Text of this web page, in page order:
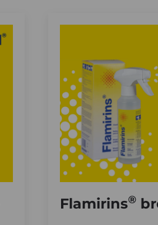
Flamirins®